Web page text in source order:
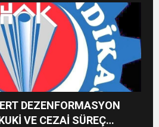
ALACAK
DEZENFORMASYON
VE CEZAİ SÜREÇ